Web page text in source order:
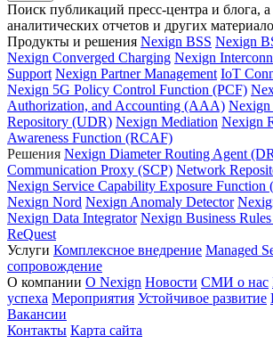
Поиск публикаций пресс-центра и блога,
аналитических отчетов и других
Продукты и решения Nexign BSS Nexign
Nexign Converged Charging Nexign
Support Nexign Partner Management IoT
Nexign 5G Policy Control Function (PCF)
Authorization, and Accounting (AAA) Nexign
Repository (UDR) Nexign Mediation Nexign
Awareness Function (RCAF)
Решения Nexign Diameter Routing Agent
Communication Proxy (SCP) Network
Nexign Service Capability Exposure Function
Nexign Nord Nexign Anomaly Detector
Nexign Data Integrator Nexign Business
ReQuest
Услуги Комплексное внедрение Managed
сопровождение
О компании О Nexign Новости СМИ о нас
успеха Мероприятия Устойчивое развитие
Вакансии
Контакты Карта сайта